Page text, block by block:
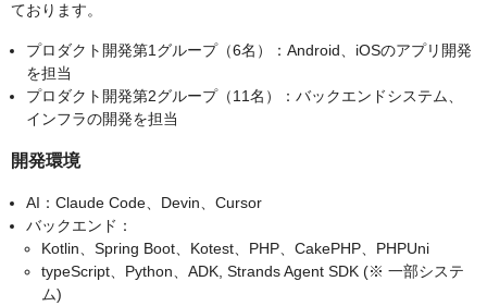
ております。
プロダクト開発第1グループ（6名）：Android、iOSのアプリ開発
を担当
プロダクト開発第2グループ（11名）：バックエンドシステム、
インフラの開発を担当
開発環境
AI：Claude Code、Devin、Cursor
バックエンド：
Kotlin、Spring Boot、Kotest、PHP、CakePHP、PHPUni
typeScript、Python、ADK, Strands Agent SDK (※ 一部システ
ム)